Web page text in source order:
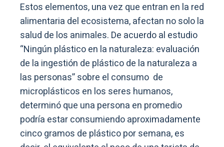
Estos elementos, una vez que entran en la red
alimentaria del ecosistema, afectan no solo la
salud de los animales. De acuerdo al estudio
“Ningún plástico en la naturaleza: evaluación
de la ingestión de plástico de la naturaleza a
las personas” sobre el consumo de
microplásticos en los seres humanos,
determinó que una persona en promedio
podría estar consumiendo aproximadamente
cinco gramos de plástico por semana, es